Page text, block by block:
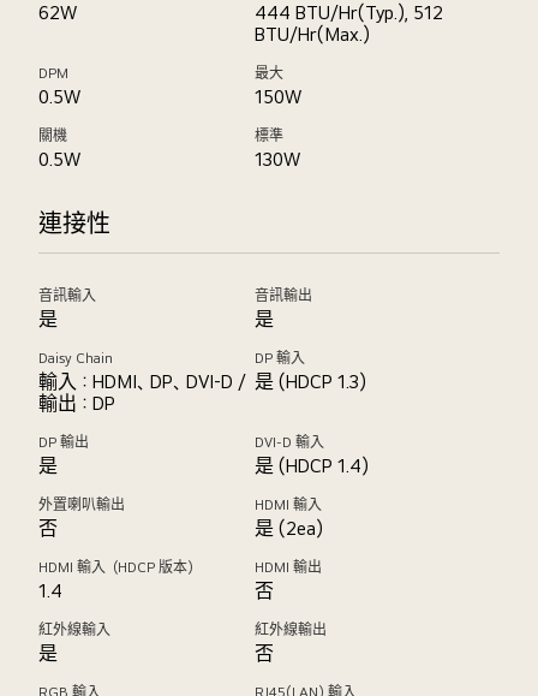
62W
444 BTU/Hr(Typ.), 512
BTU/Hr(Max.)
DPM
0.5W
最大
150W
關機
0.5W
標準
130W
連接性
音訊輸入
是
音訊輸出
是
Daisy Chain
輸入：HDMI、DP、DVI-D /
輸出：DP
DP 輸入
是 (HDCP 1.3)
DP 輸出
是
DVI-D 輸入
是 (HDCP 1.4)
外置喇叭輸出
否
HDMI 輸入
是 (2ea)
HDMI 輸入（HDCP 版本）
1.4
HDMI 輸出
否
紅外線輸入
是
紅外線輸出
否